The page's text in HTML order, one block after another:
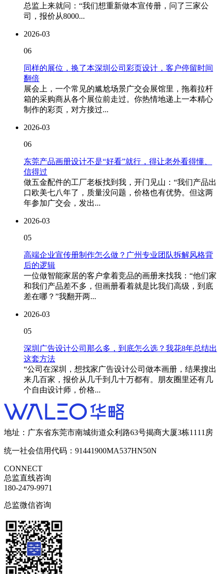
总监上来就问：“我们想重新做本宣传册，问了三家公
司，报价从8000...
2026-03
06
同样的展位，换了本深圳公司彩页设计，客户停留时间
翻倍
展会上，一个常见的尴尬场景广交会展馆里，拖着拉杆
箱的采购商从各个展位前走过。你热情地递上一本精心
制作的彩页，对方接过...
2026-03
06
东莞产品画册设计不是“好看”就行，得让老外看得懂、
信得过
做五金配件的工厂老板找到我，开门见山：“我们产品出
口欧美七八年了，质量没问题，价格也有优势。但这两
年参加广交会，发出...
2026-03
05
高端企业宣传册制作怎么做？广州专业团队拆解风格背
后的逻辑
一位做智能家居的客户拿着竞品的画册来找我：“他们家
和我们产品差不多，但画册看着就是比我们高级，到底
差在哪？”我翻开两...
2026-03
05
深圳广告设计公司那么多，到底怎么选？我花8年总结出
这套方法
“公司在深圳，想找家广告设计公司做本画册，结果搜出
来几百家，报价从几千到几十万都有。朋友圈里还有几
个自由设计师，价格...
地址：广东省东莞市南城街道众利路63号揭商大厦3栋1111房
统一社会信用代码：91441900MA537HN50N
CONNECT
总监直线咨询
180-2479-9971
总监微信咨询